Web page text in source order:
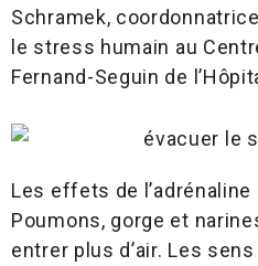
Schramek,
le stress humain au
Fernand-Seguin de
Les effets de
Poumons, gorge et
entrer plus d’air. Les